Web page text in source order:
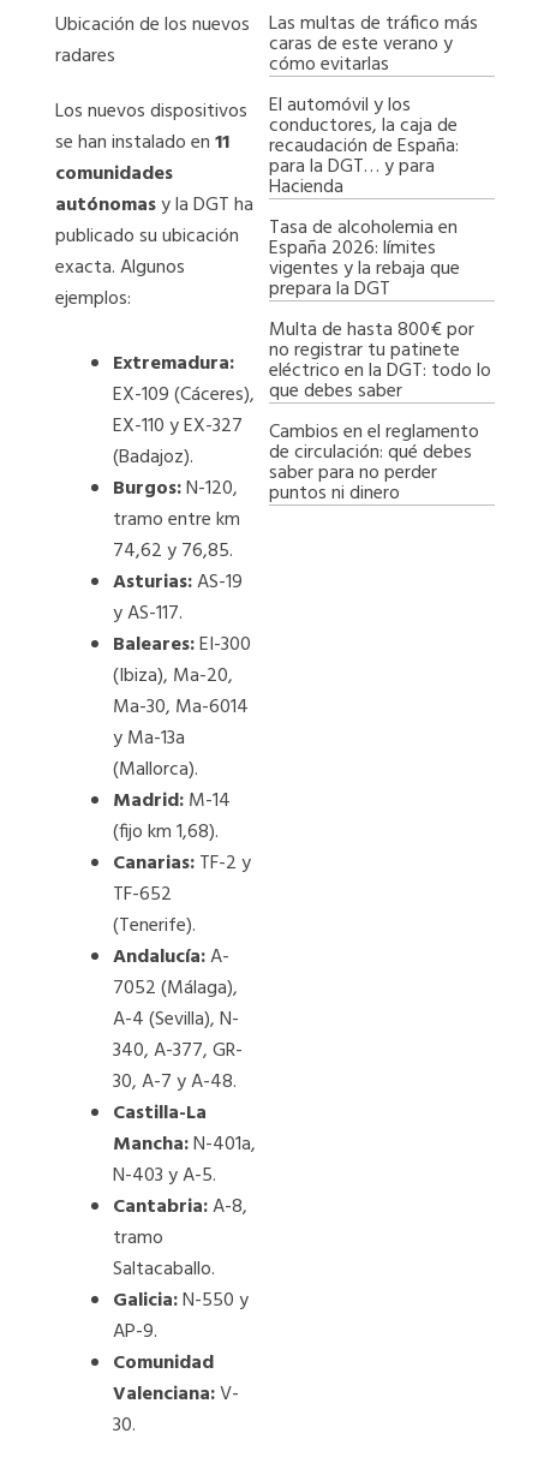
Ubicación de los nuevos
radares
Los nuevos dispositivos
se han instalado en11
comunidades
autónomasy la DGT ha
publicado su ubicación
exacta. Algunos
ejemplos:
Extremadura:
EX-109 (Cáceres),
EX-110 y EX-327
(Badajoz).
Burgos:N-120,
tramo entre km
74,62 y 76,85.
Asturias:AS-19
y AS-117.
Baleares:EI-300
(Ibiza), Ma-20,
Ma-30, Ma-6014
y Ma-13a
(Mallorca).
Madrid:M-14
(fijo km 1,68).
Canarias:TF-2 y
TF-652
(Tenerife).
Andalucía:A-
7052 (Málaga),
A-4 (Sevilla), N-
340, A-377, GR-
30, A-7 y A-48.
Castilla-La
Mancha:N-401a,
N-403 y A-5.
Cantabria:A-8,
tramo
Saltacaballo.
Galicia:N-550 y
AP-9.
Comunidad
Valenciana:V-
30.
Las multas de tráfico más
caras de este verano y
cómo evitarlas
El automóvil y los
conductores, la caja de
recaudación de España:
para la DGT… y para
Hacienda
Tasa de alcoholemia en
España 2026: límites
vigentes y la rebaja que
prepara la DGT
Multa de hasta 800€ por
no registrar tu patinete
eléctrico en la DGT: todo lo
que debes saber
Cambios en el reglamento
de circulación: qué debes
saber para no perder
puntos ni dinero